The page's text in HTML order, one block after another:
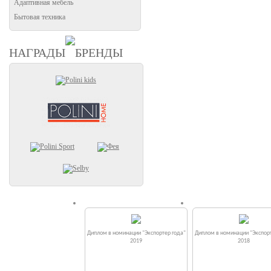
Адаптивная мебель
Бытовая техника
НАГРАДЫ БРЕНДЫ
Диплом в номинации "Экспортер года"
2019
Диплом в номинации
2018